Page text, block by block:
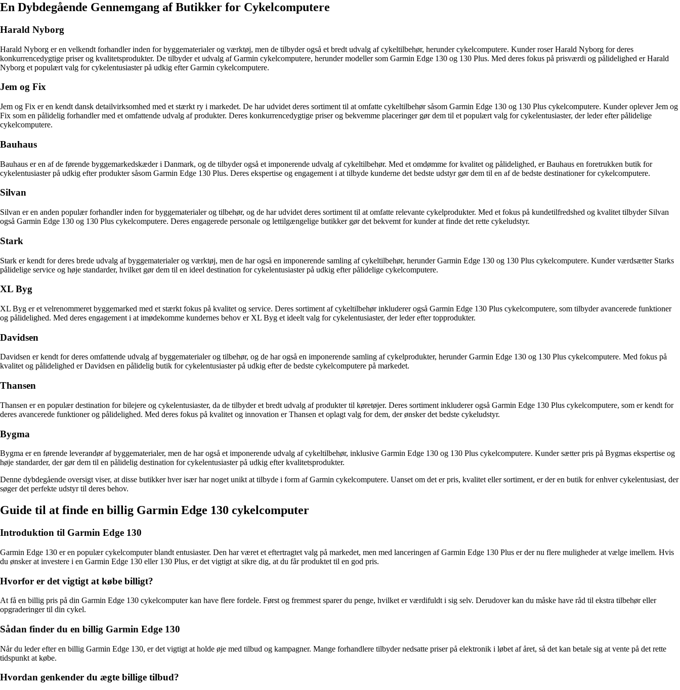
En Dybdegående Gennemgang af Butikker for Cykelcomputere
Harald Nyborg
Harald Nyborg er en velkendt forhandler inden for byggematerialer og værktøj, men de tilbyder også et bredt udvalg af cykeltilbehør, herunder cykelcomputere. Kunder roser Harald Nyborg for deres
konkurrencedygtige priser og kvalitetsprodukter. De tilbyder et udvalg af Garmin cykelcomputere, herunder modeller som Garmin Edge 130 og 130 Plus. Med deres fokus på prisværdi og pålidelighed er Harald
Nyborg et populært valg for cykelentusiaster på udkig efter Garmin cykelcomputere.
Jem og Fix
Jem og Fix er en kendt dansk detailvirksomhed med et stærkt ry i markedet. De har udvidet deres sortiment til at omfatte cykeltilbehør såsom Garmin Edge 130 og 130 Plus cykelcomputere. Kunder oplever Jem og
Fix som en pålidelig forhandler med et omfattende udvalg af produkter. Deres konkurrencedygtige priser og bekvemme placeringer gør dem til et populært valg for cykelentusiaster, der leder efter pålidelige
cykelcomputere.
Bauhaus
Bauhaus er en af de førende byggemarkedskæder i Danmark, og de tilbyder også et imponerende udvalg af cykeltilbehør. Med et omdømme for kvalitet og pålidelighed, er Bauhaus en foretrukken butik for
cykelentusiaster på udkig efter produkter såsom Garmin Edge 130 Plus. Deres ekspertise og engagement i at tilbyde kunderne det bedste udstyr gør dem til en af de bedste destinationer for cykelcomputere.
Silvan
Silvan er en anden populær forhandler inden for byggematerialer og tilbehør, og de har udvidet deres sortiment til at omfatte relevante cykelprodukter. Med et fokus på kundetilfredshed og kvalitet tilbyder Silvan
også Garmin Edge 130 og 130 Plus cykelcomputere. Deres engagerede personale og lettilgængelige butikker gør det bekvemt for kunder at finde det rette cykeludstyr.
Stark
Stark er kendt for deres brede udvalg af byggematerialer og værktøj, men de har også en imponerende samling af cykeltilbehør, herunder Garmin Edge 130 og 130 Plus cykelcomputere. Kunder værdsætter Starks
pålidelige service og høje standarder, hvilket gør dem til en ideel destination for cykelentusiaster på udkig efter pålidelige cykelcomputere.
XL Byg
XL Byg er et velrenommeret byggemarked med et stærkt fokus på kvalitet og service. Deres sortiment af cykeltilbehør inkluderer også Garmin Edge 130 Plus cykelcomputere, som tilbyder avancerede funktioner
og pålidelighed. Med deres engagement i at imødekomme kundernes behov er XL Byg et ideelt valg for cykelentusiaster, der leder efter topprodukter.
Davidsen
Davidsen er kendt for deres omfattende udvalg af byggematerialer og tilbehør, og de har også en imponerende samling af cykelprodukter, herunder Garmin Edge 130 og 130 Plus cykelcomputere. Med fokus på
kvalitet og pålidelighed er Davidsen en pålidelig butik for cykelentusiaster på udkig efter de bedste cykelcomputere på markedet.
Thansen
Thansen er en populær destination for bilejere og cykelentusiaster, da de tilbyder et bredt udvalg af produkter til køretøjer. Deres sortiment inkluderer også Garmin Edge 130 Plus cykelcomputere, som er kendt for
deres avancerede funktioner og pålidelighed. Med deres fokus på kvalitet og innovation er Thansen et oplagt valg for dem, der ønsker det bedste cykeludstyr.
Bygma
Bygma er en førende leverandør af byggematerialer, men de har også et imponerende udvalg af cykeltilbehør, inklusive Garmin Edge 130 og 130 Plus cykelcomputere. Kunder sætter pris på Bygmas ekspertise og
høje standarder, der gør dem til en pålidelig destination for cykelentusiaster på udkig efter kvalitetsprodukter.
Denne dybdegående oversigt viser, at disse butikker hver især har noget unikt at tilbyde i form af Garmin cykelcomputere. Uanset om det er pris, kvalitet eller sortiment, er der en butik for enhver cykelentusiast, der
søger det perfekte udstyr til deres behov.
Guide til at finde en billig Garmin Edge 130 cykelcomputer
Introduktion til Garmin Edge 130
Garmin Edge 130 er en populær cykelcomputer blandt entusiaster. Den har været et eftertragtet valg på markedet, men med lanceringen af Garmin Edge 130 Plus er der nu flere muligheder at vælge imellem. Hvis
du ønsker at investere i en Garmin Edge 130 eller 130 Plus, er det vigtigt at sikre dig, at du får produktet til en god pris.
Hvorfor er det vigtigt at købe billigt?
At få en billig pris på din Garmin Edge 130 cykelcomputer kan have flere fordele. Først og fremmest sparer du penge, hvilket er værdifuldt i sig selv. Derudover kan du måske have råd til ekstra tilbehør eller
opgraderinger til din cykel.
Sådan finder du en billig Garmin Edge 130
Når du leder efter en billig Garmin Edge 130, er det vigtigt at holde øje med tilbud og kampagner. Mange forhandlere tilbyder nedsatte priser på elektronik i løbet af året, så det kan betale sig at vente på det rette
tidspunkt at købe.
Hvordan genkender du ægte billige tilbud?